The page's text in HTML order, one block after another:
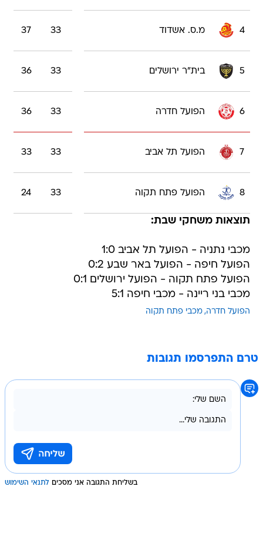
4 מ.ס. אשדוד 33
37
5 בית"ר ירושלים 33
36
6 הפועל חדרה 33
36
7 הפועל תל אביב 33
33
8 הפועל פתח תקוה 33
24
תוצאות משחקי שבת:
מכבי נתניה - הפועל תל אביב 1:0
הפועל חיפה - הפועל באר שבע 0:2
הפועל פתח תקוה - הפועל ירושלים 0:1
מכבי בני ריינה - מכבי חיפה 5:1
הפועל חדרה מכבי פתח תקוה
טרם התפרסמו תגובות
בשליחת התגובה אני מסכים לתנאי השימוש